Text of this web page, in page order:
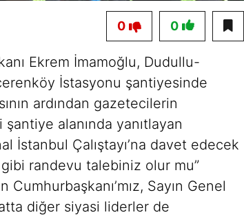
0
0
Ekrem İmamoğlu, Dudullu-
İstasyonu şantiyesinde
ardından gazetecilerin
alanında yanıtlayan
İstanbul Çalıştayı’na davet edecek
randevu talebiniz olur mu”
Sayın Genel
diğer siyasi liderler de